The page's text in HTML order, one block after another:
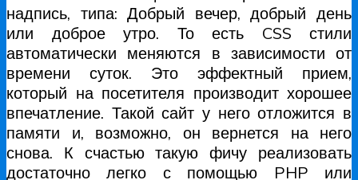
надпись, типа: Добрый вечер, добрый день
или доброе утро. То есть CSS стили
автоматически меняются в зависимости от
времени суток. Это эффектный прием,
который на посетителя производит хорошее
впечатление. Такой сайт у него отложится в
памяти и, возможно, он вернется на него
снова. К счастью такую фичу реализовать
достаточно легко с помощью PHP или